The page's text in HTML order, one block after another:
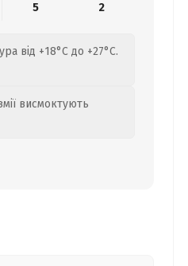
5 2
від +18°C до +27°C.
висмоктують